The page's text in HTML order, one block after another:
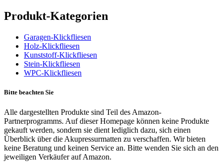
Produkt-Kategorien
Garagen-Klickfliesen
Holz-Klickfliesen
Kunststoff-Klickfliesen
Stein-Klickfliesen
WPC-Klickfliesen
Bitte beachten Sie
Alle dargestellten Produkte sind Teil des Amazon-
Partnerprogramms. Auf dieser Homepage können keine Produkte
gekauft werden, sondern sie dient lediglich dazu, sich einen
Überblick über die Akupressurmatten zu verschaffen. Wir bieten
keine Beratung und keinen Service an. Bitte wenden Sie sich an den
jeweiligen Verkäufer auf Amazon.